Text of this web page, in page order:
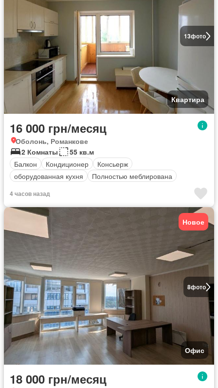
13фото
Квартира
16 000 грн/месяц
Оболонь, Романкове
2 Комнаты
55 кв.м
Балкон
Кондиционер
Консьерж
оборудованная кухня
Полностью меблирована
4 часов назад
8фото
Новое
Офис
18 000 грн/месяц